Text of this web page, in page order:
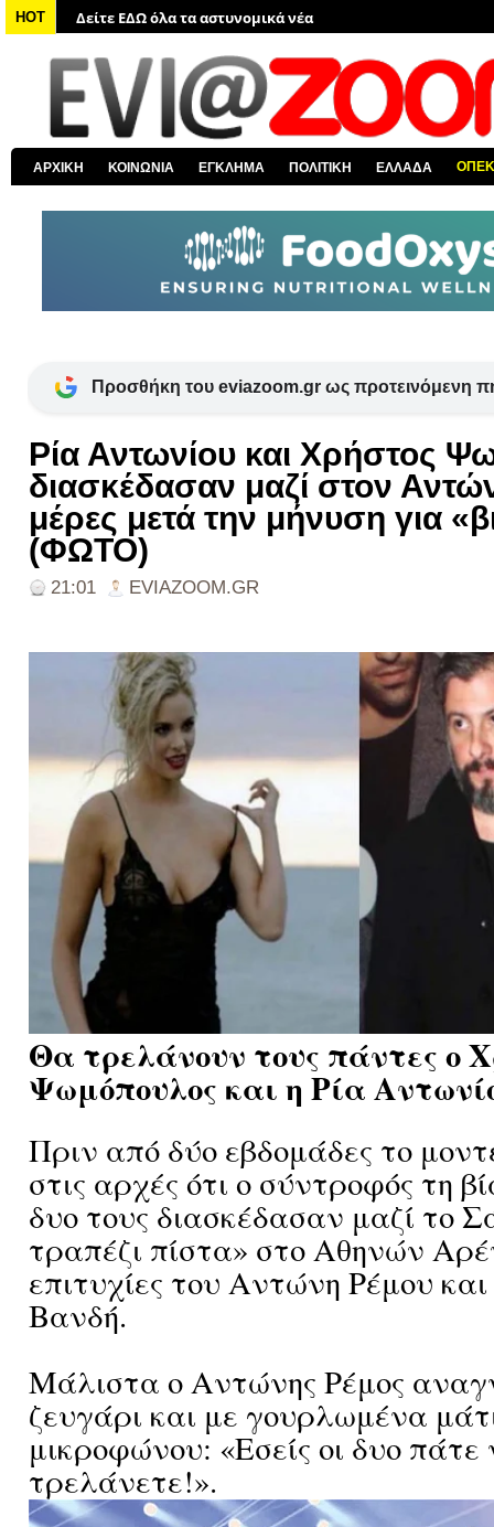
HOT
Δείτε ΕΔΩ όλα τα νέα από τον κόσμο
Δείτε ΕΔΩ όλα τα νέα για την Χαλκίδα και όλη την Εύβοια
Δείτε ΕΔΩ όλες τις ειδήσεις από την Ελλάδα
Δείτε ΕΔΩ όλα τα πολιτικά νέα
Δείτε ΕΔΩ τις αποκαλύψεις του EviaZoom.gr
Δείτε ΕΔΩ όλα τα αστυνομικά νέα
ΑΡΧΙΚΗ ΚΟΙΝΩΝΙΑ ΕΓΚΛΗΜΑ ΠΟΛΙΤΙΚΗ ΕΛΛΑΔΑ
Προσθήκη του eviazoom.gr ως προτεινόμενη
Ρία Αντωνίου και Χρήστος
διασκέδασαν μαζί στον
μέρες μετά την μήνυση για
(ΦΩΤΟ)
21:01 EVIAZOOM.GR
Θα τρελάνουν τους πάντες ο
Ψωμόπουλος και η Ρία
Πριν από δύο εβδομάδες το
στις αρχές ότι ο σύντροφός τη
δυο τους διασκέδασαν μαζί το
τραπέζι πίστα» στο Αθηνών
επιτυχίες του Αντώνη Ρέμου
Βανδή.
Μάλιστα ο Αντώνης Ρέμος
ζευγάρι και με γουρλωμένα
μικροφώνου: «Εσείς οι δυο πάτε
τρελάνετε!».